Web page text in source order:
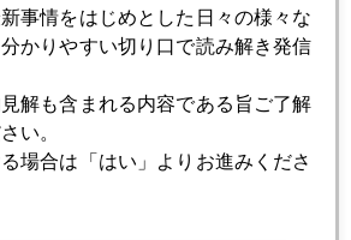
二番底、財政支援第二弾に注目
、市場は青い津波に警戒
事情をはじめとした日々の様々な
かりやすい切り口で読み解き発信
解も含まれる内容である旨ご了解
い。
場合は「はい」よりお進みくださ